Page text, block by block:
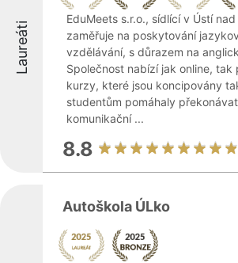
Laureáti
EduMeets s.r.o., sídlící v Ústí
zaměřuje na poskytování
vzdělávání, s důrazem na
Společnost nabízí jak online, tak
kurzy, které jsou koncipovány
studentům pomáhaly překonávat
komunikační ...
8.8
Autoškola ÚLko